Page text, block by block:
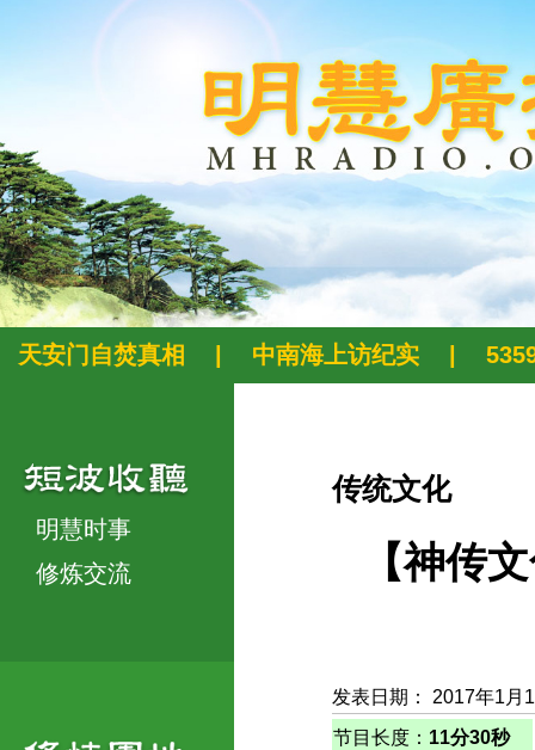
天安门自焚真相 中南海上访纪实
明慧时事
修炼交流
传统文化
【神传
发表日期： 2017年1月
节目长度： 11分30秒